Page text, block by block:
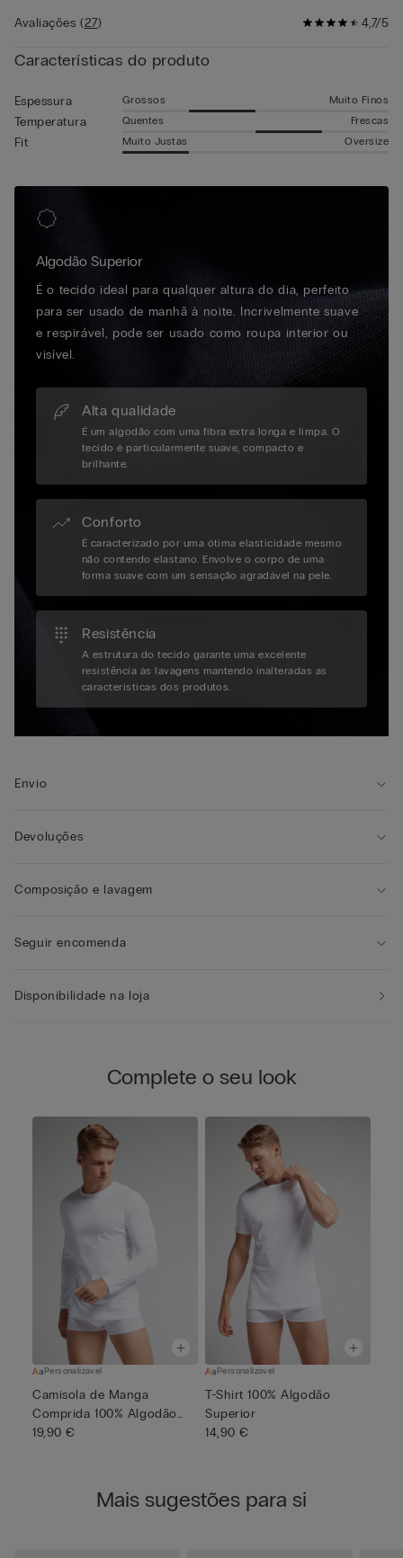
4,7/5
Avaliações(27)
Características do produto
Espessura Grossos Muito Finos
Temperatura Quentes Frescas
Fit Muito Justas Oversize
Algodão Superior
É o tecido ideal para qualquer altura do dia, perfeito
para ser usado de manhã à noite. Incrivelmente suave
e respirável, pode ser usado como roupa interior ou
visível.
Alta qualidade
É um algodão com uma fibra extra longa e limpa. O
tecido é particularmente suave, compacto e
brilhante.
Conforto
É caracterizado por uma ótima elasticidade mesmo
não contendo elastano. Envolve o corpo de uma
forma suave com um sensação agradável na pele.
Resistência
A estrutura do tecido garante uma excelente
resistência às lavagens mantendo inalteradas as
características dos produtos.
Envio
Devoluções
Composição e lavagem
Seguir encomenda
Disponibilidade na loja
Complete o seu look
Personalizável
Camisola de Manga
Comprida 100% Algodão
Superior
19,90 €
Personalizável
T-Shirt 100% Algodão
Superior
14,90 €
Mais sugestões para si